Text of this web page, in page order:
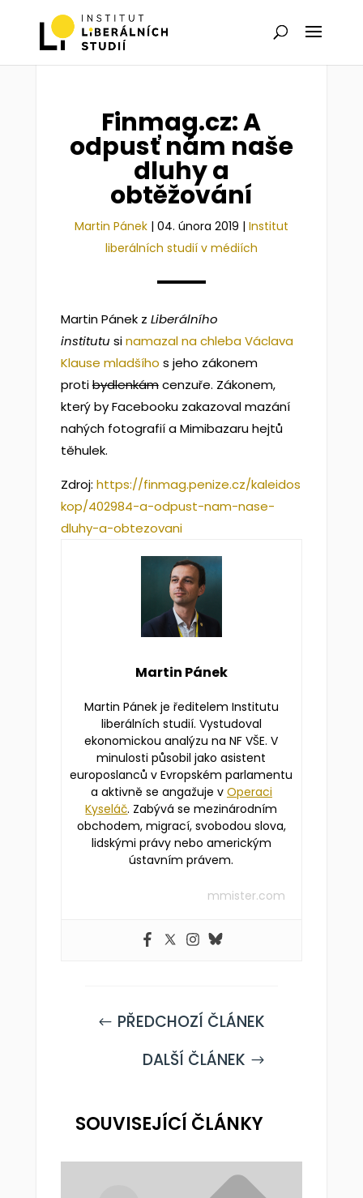
Finmag.cz: A
odpusť nám naše
dluhy a
obtěžování
Martin Pánek| 04. února 2019 | Institut
liberálních studií v médiích
Martin Pánek z Liberálního
institutu sinamazal na chleba Václava
Klause mladšího s jeho zákonem
protibydlenkámcenzuře. Zákonem,
který by Facebooku zakazoval mazání
nahých fotografií a Mimibazaru hejtů
těhulek.
Zdroj: https://finmag.penize.cz/kaleidos
kop/402984-a-odpust-nam-nase-
dluhy-a-obtezovani
Martin Pánek
Martin Pánek je ředitelem Institutu
liberálních studií. Vystudoval
ekonomickou analýzu na NF VŠE. V
minulosti působil jako asistent
europoslanců v Evropském parlamentu
a aktivně se angažuje v Operaci
Kyseláč. Zabývá se mezinárodním
obchodem, migrací, svobodou slova,
lidskými právy nebo americkým
ústavním právem.
mmister.com
# PŘEDCHOZÍ ČLÁNEK
DALŠÍ ČLÁNEK $
SOUVISEJÍCÍ ČLÁNKY